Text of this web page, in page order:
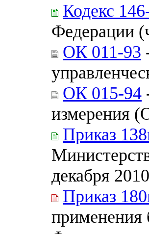
Кодекс
Федерации
ОК 011-93
ОК 015-94
измерения
Приказ
декабря
Приказ
применения